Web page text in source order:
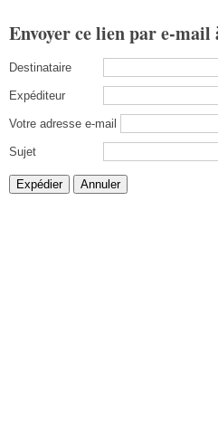
Envoyer ce lien par e-mail
Destinataire
Expéditeur
Votre adresse e-mail
Sujet
Expédier Annuler